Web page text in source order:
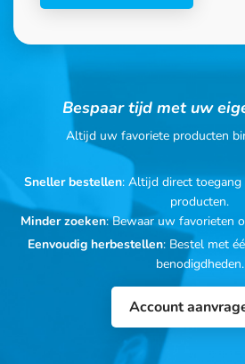
Bespaar tijd met uw
Altijd uw favoriete producten
Sneller bestellen: Altijd direct
producten.
Minder zoeken: Bewaar uw favorieten
Eenvoudig herbestellen: Bestel met
benodigdheden.
Account